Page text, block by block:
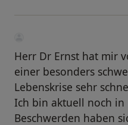
Herr Dr Ernst hat mir
einer besonders
Lebenskrise sehr
Ich bin aktuell noch
Beschwerden haben